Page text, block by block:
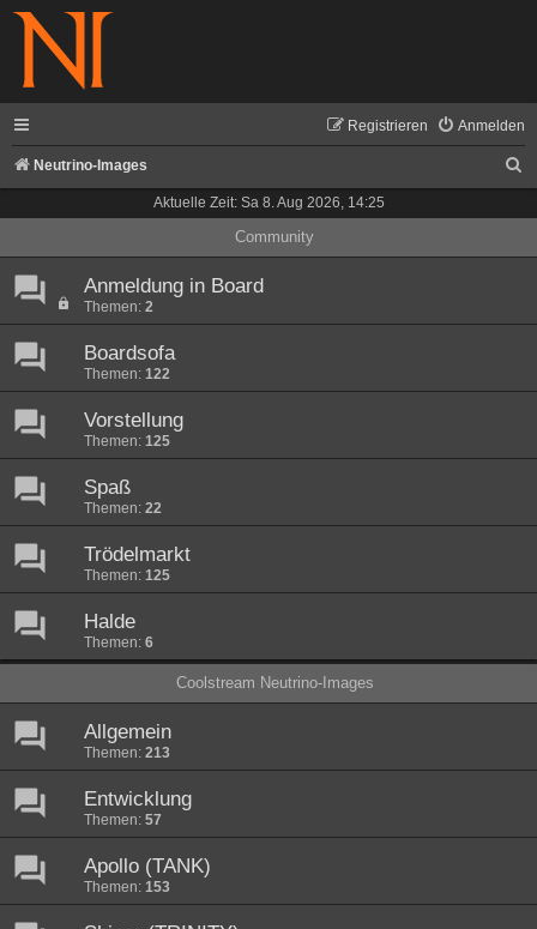
Anmelden
Registrieren
Neutrino-Images
h
Aktuelle Zeit: Sa 8. Aug 2026, 14:25
Community
Anmeldung in Board
Themen: 2
Boardsofa
Themen: 122
Vorstellung
Themen: 125
Spaß
Themen: 22
Trödelmarkt
Themen: 125
Halde
Themen: 6
Coolstream Neutrino-Images
Allgemein
Themen: 213
Entwicklung
Themen: 57
Apollo (TANK)
Themen: 153